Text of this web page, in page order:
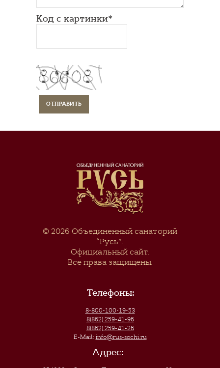
Код с картинки*
© 2026 Объединенный санаторий
“Русь”.
Официальный сайт.
Все права защищены.
Телефоны:
8-800-100-19-53
8(862) 259-41-96
8(862) 259-41-26
E-Mail: info@rus-sochi.ru
Адрес: